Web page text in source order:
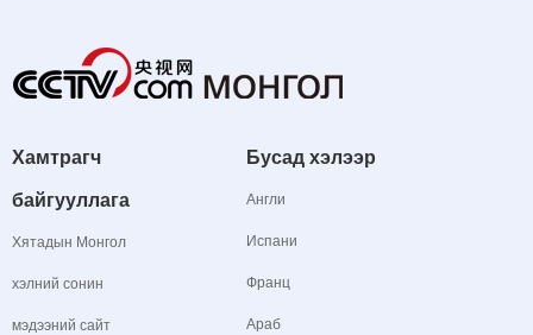
Хамтрагч
байгууллага
Хятадын Монгол
хэлний сонин
мэдээний сайт
Бусад хэлээр
Англи
Испани
Франц
Араб